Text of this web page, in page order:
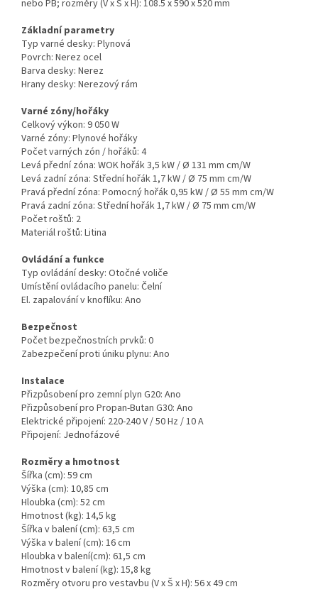
nebo PB; rozměry (V x Š x H): 108.5 x 590 x 520 mm
Základní parametry
Typ varné desky: Plynová
Povrch: Nerez ocel
Barva desky: Nerez
Hrany desky: Nerezový rám
Varné zóny/hořáky
Celkový výkon: 9 050 W
Varné zóny: Plynové hořáky
Počet varných zón / hořáků: 4
Levá přední zóna: WOK hořák 3,5 kW / Ø 131 mm cm/W
Levá zadní zóna: Střední hořák 1,7 kW / Ø 75 mm cm/W
Pravá přední zóna: Pomocný hořák 0,95 kW / Ø 55 mm cm/W
Pravá zadní zóna: Střední hořák 1,7 kW / Ø 75 mm cm/W
Počet roštů: 2
Materiál roštů: Litina
Ovládání a funkce
Typ ovládání desky: Otočné voliče
Umístění ovládacího panelu: Čelní
El. zapalování v knoflíku: Ano
Bezpečnost
Počet bezpečnostních prvků: 0
Zabezpečení proti úniku plynu: Ano
Instalace
Přizpůsobení pro zemní plyn G20: Ano
Přizpůsobení pro Propan-Butan G30: Ano
Elektrické připojení: 220-240 V / 50 Hz / 10 A
Připojení: Jednofázové
Rozměry a hmotnost
Šířka (cm): 59 cm
Výška (cm): 10,85 cm
Hloubka (cm): 52 cm
Hmotnost (kg): 14,5 kg
Šířka v balení (cm): 63,5 cm
Výška v balení (cm): 16 cm
Hloubka v balení(cm): 61,5 cm
Hmotnost v balení (kg): 15,8 kg
Rozměry otvoru pro vestavbu (V x Š x H): 56 x 49 cm